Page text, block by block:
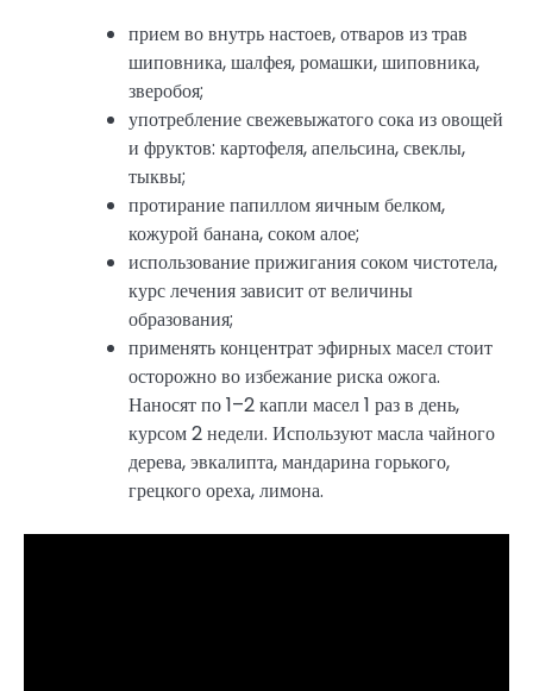
прием во внутрь настоев, отваров из трав
шиповника, шалфея, ромашки, шиповника,
зверобоя;
употребление свежевыжатого сока из овощей
и фруктов: картофеля, апельсина, свеклы,
тыквы;
протирание папиллом яичным белком,
кожурой банана, соком алое;
использование прижигания соком чистотела,
курс лечения зависит от величины
образования;
применять концентрат эфирных масел стоит
осторожно во избежание риска ожога.
Наносят по 1–2 капли масел 1 раз в день,
курсом 2 недели. Используют масла чайного
дерева, эвкалипта, мандарина горького,
грецкого ореха, лимона.